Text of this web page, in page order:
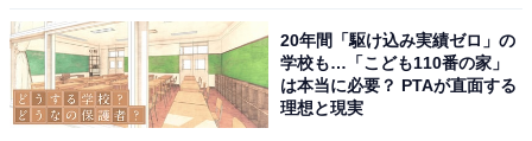
クは重要になってきます。
このようなトラブルが自分の身に起きる可能性はゼロで
はありませんから、普段から注意していきましょう。
20年間「駆け込み実績ゼロ」の
学校も…「こども110番の家」
は本当に必要？ PTAが直面する
理想と現実